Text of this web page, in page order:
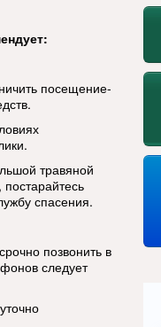
посещение-
травяной
спасения.
позвонить в
следует